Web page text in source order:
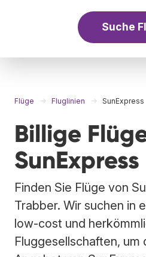
Suche
Flüge Fluglinien SunExpress
Billige
SunExpress
Finden Sie Flüge von
Trabber. Wir suchen in
low-cost und
Fluggesellschaften, um